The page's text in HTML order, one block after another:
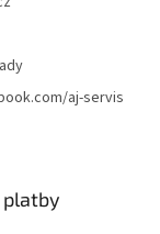
aj-servis
platby